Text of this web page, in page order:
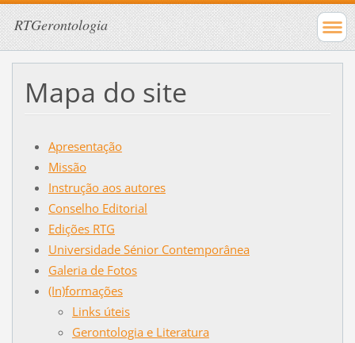
RTGerontologia
Mapa do site
Apresentação
Missão
Instrução aos autores
Conselho Editorial
Edições RTG
Universidade Sénior Contemporânea
Galeria de Fotos
(In)formações
Links úteis
Gerontologia e Literatura